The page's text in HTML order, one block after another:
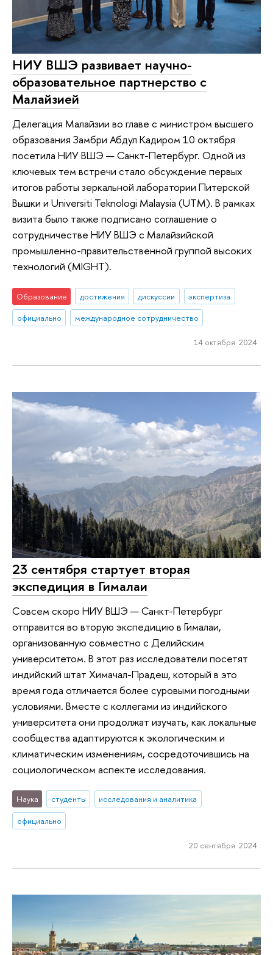
НИУ ВШЭ развивает научно-
образовательное партнерство с
Малайзией
Делегация Малайзии во главе с министром высшего
образования Замбри Абдул Кадиром 10 октября
посетила НИУ ВШЭ — Санкт-Петербург. Одной из
ключевых тем встречи стало обсуждение первых
итогов работы зеркальной лаборатории Питерской
Вышки и Universiti Teknologi Malaysia (UTM). В рамках
визита было также подписано соглашение о
сотрудничестве НИУ ВШЭ с Малайзийской
промышленно-правительственной группой высоких
технологий (MIGHT).
Образование достижения дискуссии
экспертиза
официально
международное сотрудничество
14 октября 2024
23 сентября стартует вторая
экспедиция в Гималаи
Совсем скоро НИУ ВШЭ — Санкт-Петербург
отправится во вторую экспедицию в Гималаи,
организованную совместно с Делийским
университетом. В этот раз исследователи посетят
индийский штат Химачал-Прадеш, который в это
время года отличается более суровыми погодными
условиями. Вместе с коллегами из индийского
университета они продолжат изучать, как локальные
сообщества адаптируются к экологическим и
климатическим изменениям, сосредоточившись на
социологическом аспекте исследования.
Наука студенты
исследования и аналитика
официально
20 сентября 2024